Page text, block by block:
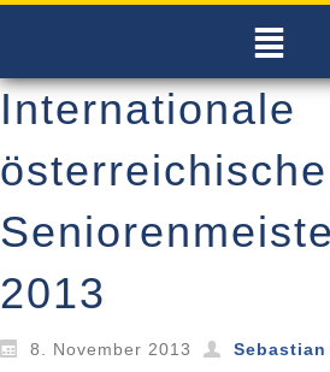
Internationale
österreichische
2013
8. November 2013
Sebastian